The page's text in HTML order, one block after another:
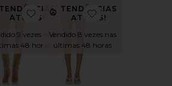
MINI ELÁSTICA
TENDÊNCIAS
ATUAIS!
9 vezes nas
48 horas
favoritoStudded Denim Mini
TENDÊNCIAS
ATUAIS!
Vendido 8 vezes nas
últimas 48 horas
favoritoGrace